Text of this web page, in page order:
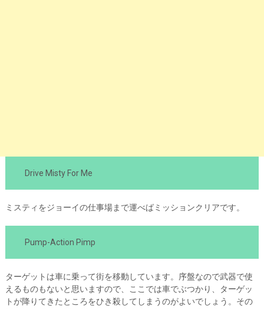
Drive Misty For Me
ミスティをジョーイの仕事場まで運べばミッションクリアです。
Pump-Action Pimp
ターゲットは車に乗って街を移動しています。序盤なので武器で使
えるものもないと思いますので、ここでは車でぶつかり、ターゲッ
トが降りてきたところをひき殺してしまうのがよいでしょう。その